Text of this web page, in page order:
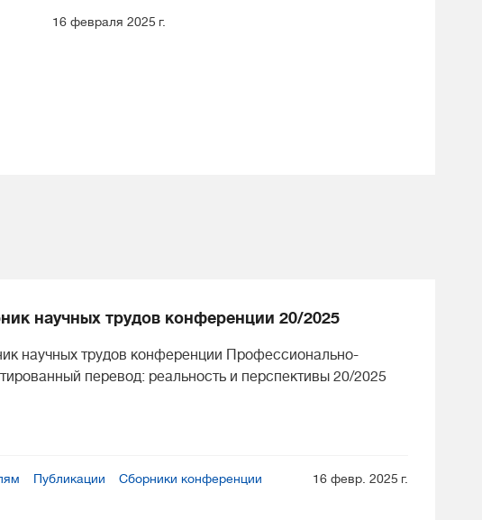
16 февраля 2025 г.
научных трудов конференции 20/2025
научных трудов конференции Профессионально-
перевод: реальность и перспективы 20/2025
Публикации Сборники конференции 16 февр. 2025 г.